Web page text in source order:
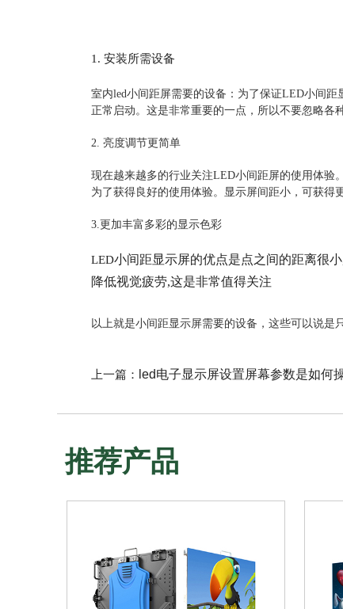
1. 安装所需设备
室内led小间距屏需要的设备：为了保证LED小间
正常启动。这是非常重要的一点，所以不要忽略各
2. 亮度调节更简单
现在越来越多的行业关注LED小间距屏的使用体验
为了获得良好的使用体验。显示屏间距小，可获得
3.更加丰富多彩的显示色彩
LED小间距显示屏的优点是点之间的距离很
降低视觉疲劳,这是非常值得关注
以上就是小间距显示屏需要的设备，这些可以说是
上一篇： led电子显示屏设置屏幕参数是如何
推荐产品